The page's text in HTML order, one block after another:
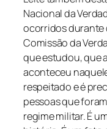
Nacional da
ocorridos durante
Comissão da
que estudou, que
aconteceu
respeitado e é
pessoas que
regime militar. É